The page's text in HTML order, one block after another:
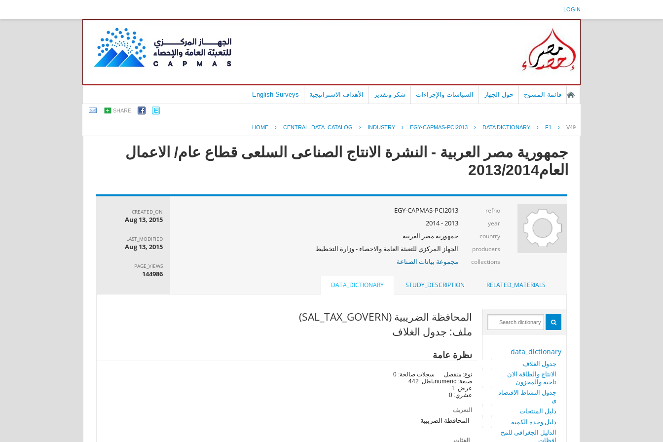
LOGIN
قائمة المسوح حول الجهاز السياسات والإجراءات شكر وتقدير الأهداف الاستراتيجية English Surveys
SHARE
HOME › CENTRAL_DATA_CATALOG › INDUSTRY › EGY-CAPMAS-PCI2013 › DATA DICTIONARY › F1 › V49
جمهورية مصر العربية - النشرة الانتاج الصناعى السلعى قطاع عام/ الاعمال
العام2013/2014
refno
EGY-CAPMAS-PCI2013
year
2013 - 2014
country جمهورية مصر العربية
producers الجهاز المركزي للتعبئة العامة والاحصاء - وزارة التخطيط
collections مجموعة بيانات الصناعة
CREATED_ON
Aug 13, 2015
LAST_MODIFIED
Aug 13, 2015
PAGE_VIEWS
144986
RELATED_MATERIALS
STUDY_DESCRIPTION
DATA_DICTIONARY
data_dictionary
جدول الغلاف
الانتاج والطاقة الان
تاجية والمخزون
جدول النشاط الاقتصاد
ى
دليل المنتجات
دليل وحدة الكمية
الدليل الجغرافى للمح
افظات
المحافظة الضريبية (SAL_TAX_GOVERN)
ملف: جدول الغلاف
نظرة عامة
نوع: منفصل
صيغة: numeric
عرض: 1
عشري: 0
سجلات صالحة: 0
باطل: 442
التعريف
المحافظة الضريبية